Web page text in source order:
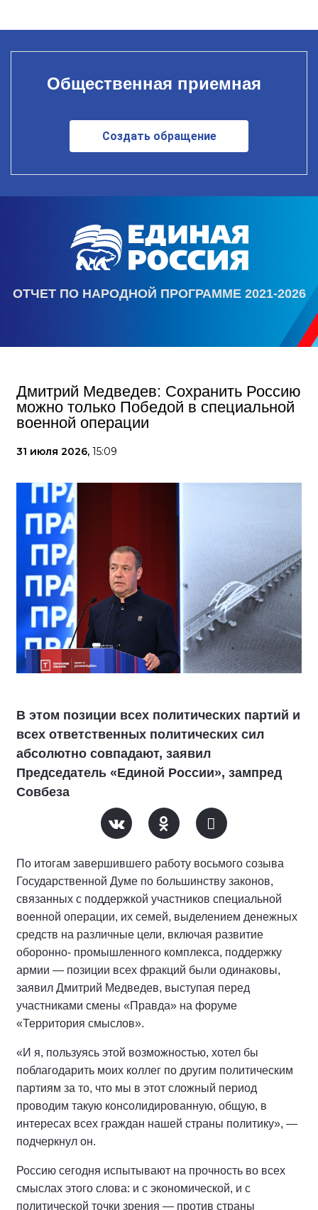
Общественная приемная
Создать обращение
ОТЧЕТ ПО НАРОДНОЙ ПРОГРАММЕ 2021-2026
Дмитрий Медведев: Сохранить Россию
можно только Победой в специальной
военной операции
31 июля 2026, 15:09
В этом позиции всех политических партий и
всех ответственных политических сил
абсолютно совпадают, заявил
Председатель «Единой России», зампред
Совбеза
По итогам завершившего работу восьмого созыва
Государственной Думе по большинству законов,
связанных с поддержкой участников специальной
военной операции, их семей, выделением денежных
средств на различные цели, включая развитие
оборонно- промышленного комплекса, поддержку
армии — позиции всех фракций были одинаковы,
заявил Дмитрий Медведев, выступая перед
участниками смены «Правда» на форуме
«Территория смыслов».
«И я, пользуясь этой возможностью, хотел бы
поблагодарить моих коллег по другим политическим
партиям за то, что мы в этот сложный период
проводим такую консолидированную, общую, в
интересах всех граждан нашей страны политику», —
подчеркнул он.
Россию сегодня испытывают на прочность во всех
смыслах этого слова: и с экономической, и с
политической точки зрения — против страны